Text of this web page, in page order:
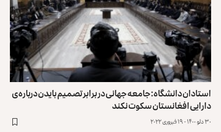
استادان دانشگاه: جامعه جهانی در برابر تصمیم بایدن درباره‌ی
دارایی افغانستان سکوت نکند
۳۰ دلو ۱۴۰۰ - ۱۹ فبروری ۲۰۲۲